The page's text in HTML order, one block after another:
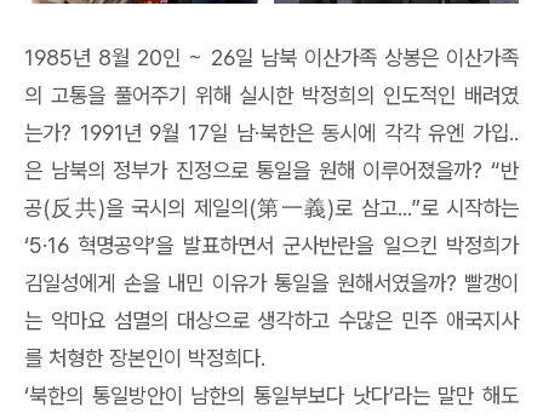
1985년 8월 20인 ~ 26일 남북 이산가족 상봉은 이산가족
의 고통을 풀어주기 위해 실시한 박정희의 인도적인 배려였
는가? 1991년 9월 17일 남·북한은 동시에 각각 유엔 가입..
은 남북의 정부가 진정으로 통일을 원해 이루어졌을까? “반
공(反共)을 국시의 제일의 (第一義)로 삼고...”로 시작하는
‘5·16 혁명공약’을 발표하면서 군사반란을 일으킨 박정희가
김일성에게 손을 내민 이유가 통일을 원해서였을까? 빨갱이
는 악마요 섬멸의 대상으로 생각하고 수많은 민주 애국지사
를 처형한 장본인이 박정희다.
‘북한의 통일방안이 남한의 통일부보다 낫다’라는 말만 해도